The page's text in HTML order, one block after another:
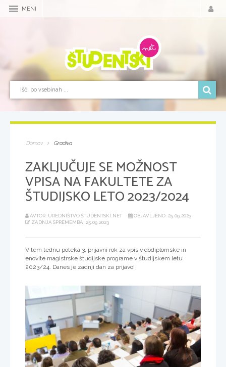
MENI
Domov Gradiva
ZAKLJUČUJE SE MOŽNOST
VPISA NA FAKULTETE ZA
ŠTUDIJSKO LETO 2023/2024
AVTOR: UREDNIŠTVO ŠTUDENTSKI.NET
OBJAVLJENO: 25.09.2023
ZADNJA SPREMEMBA: 25.09.2023
V tem tednu poteka 3. prijavni rok za vpis v dodiplomske in
enovite magistrske študijske programe v študijskem letu
2023/24. Danes je zadnji dan za prijavo!